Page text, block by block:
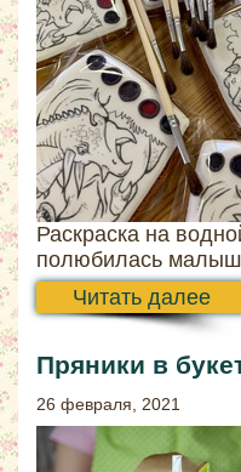
Раскраска на
полюбилась
Читать далее
Пряники в
26 февраля, 2021